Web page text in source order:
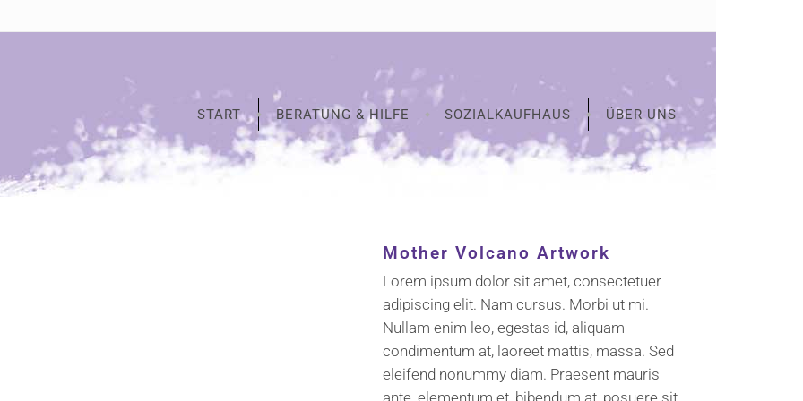
START BERATUNG & HILFE SOZIALKAUFHAUS ÜBER UNS
Mother Volcano Artwork
Lorem ipsum dolor sit amet, consectetuer
adipiscing elit. Nam cursus. Morbi ut mi.
Nullam enim leo, egestas id, aliquam
condimentum at, laoreet mattis, massa. Sed
eleifend nonummy diam. Praesent mauris
ante, elementum et, bibendum at, posuere sit